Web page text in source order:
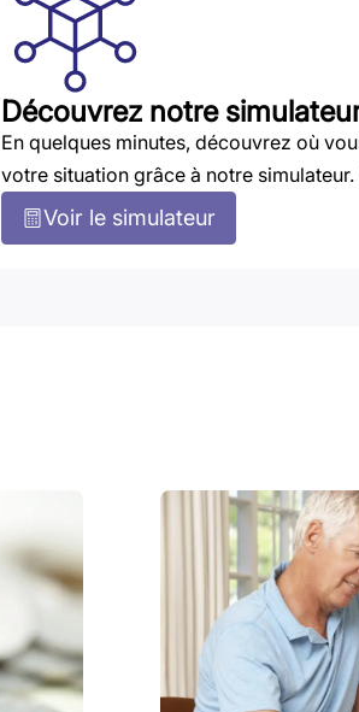
Découvrez notre
En quelques minutes, découvrez où
votre situation grâce à notre simulateur.
Voir le simulateur